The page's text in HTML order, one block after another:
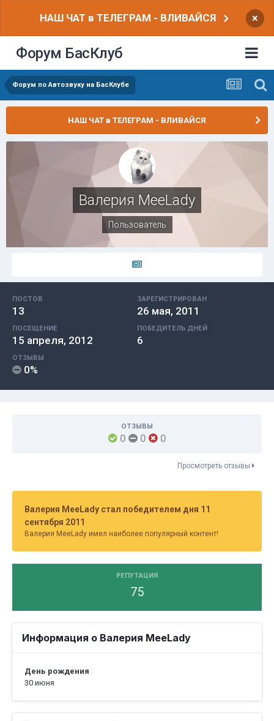
НАШ ЧАТ в ТЕЛЕГРАМ - ВЛИВАЙСЯ ×
Форум БасКлуб
Форум по Автозвуку на БасКлубе
НАШ ЧАТ в ТЕЛЕГРАМ - ВЛИВАЙСЯ
Валерия MeeLady
Пользователь
ПОСТОВ
13
ЗАРЕГИСТРИРОВАН
26 мая, 2011
ПОСЕЩЕНИЕ
15 апреля, 2012
ПОБЕДИТЕЛЬ ДНЕЙ
6
ОТЗЫВЫ
0%
ОТЗЫВЫ
0 0 0
Просмотреть отзывы
Валерия MeeLady стал победителем дня 11
сентября 2011
Валерия MeeLady имел наиболее популярный контент!
РЕПУТАЦИЯ
75
Информация о Валерия MeeLady
День рождения
30 июня